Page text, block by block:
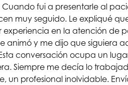
fui a presentarle al
muy seguido. Le expliqué
en la atención de
animó y me dijo que siguiera
conversación ocupa un
Siempre me decía lo
un profesional inolvidable.